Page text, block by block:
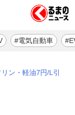
#電気自動車
ン・軽油7円/L引